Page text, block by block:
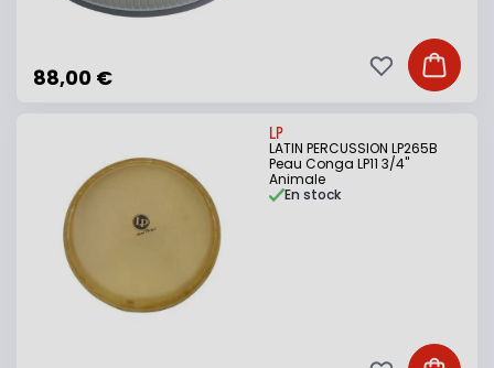
88,00 € Ajouter
Ajouter à ma
LP
LATIN PERCUSSION LP265B
Peau Conga LP11 3/4"
Animale
En stock